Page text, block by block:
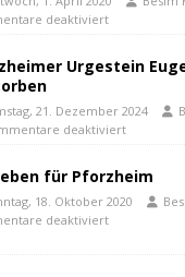
deaktiviert
Urgestein
21. Dezember 2024
deaktiviert
für Pforzheim
18. Oktober 2020
deaktiviert